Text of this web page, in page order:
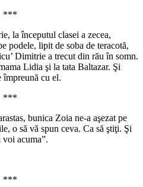
***
la începutul clasei a zecea,
podele, lipit de soba de teracotă,
Dimitrie a trecut din rău în somn.
Lidia şi la tata Baltazar. Şi
împreună cu el.
***
bunica Zoia ne-a aşezat pe
o să vă spun ceva. Ca să ştiţi. Şi
acuma”.
***